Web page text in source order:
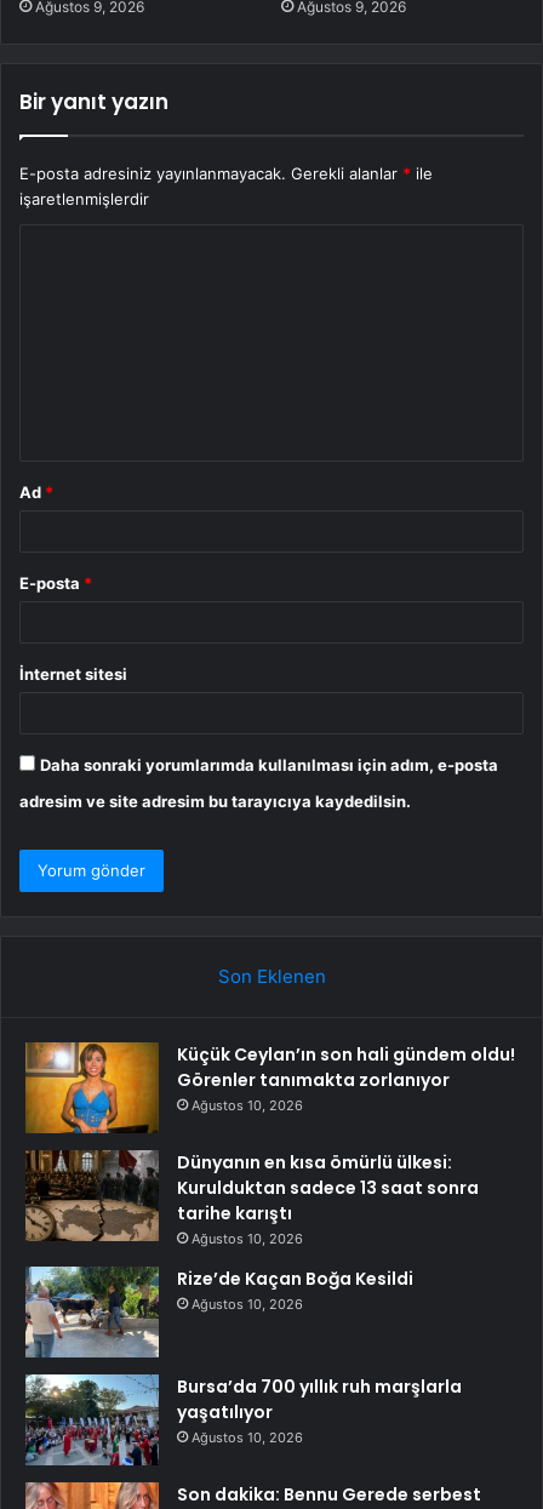
Ağustos 9, 2026 Ağustos 9, 2026
Bir yanıt yazın
E-posta adresiniz yayınlanmayacak. Gerekli alanlar * ile
işaretlenmişlerdir
Ad *
E-posta *
İnternet sitesi
Daha sonraki yorumlarımda kullanılması için adım, e-posta
adresim ve site adresim bu tarayıcıya kaydedilsin.
Son Eklenen
Küçük Ceylan’ın son hali gündem oldu!
Görenler tanımakta zorlanıyor
Ağustos 10, 2026
Dünyanın en kısa ömürlü ülkesi:
Kurulduktan sadece 13 saat sonra
tarihe karıştı
Ağustos 10, 2026
Rize’de Kaçan Boğa Kesildi
Ağustos 10, 2026
Bursa’da 700 yıllık ruh marşlarla
yaşatılıyor
Ağustos 10, 2026
Son dakika: Bennu Gerede serbest